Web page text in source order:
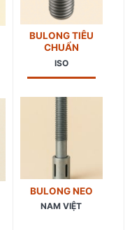
BULONG TIÊU
CHUẨN
ISO
BULONG NEO
NAM VIỆT